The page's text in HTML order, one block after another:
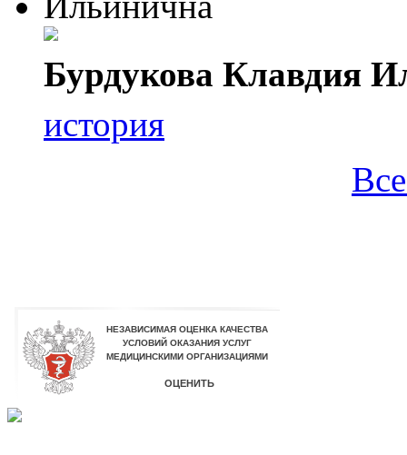
Бурдукова Клавдия
история